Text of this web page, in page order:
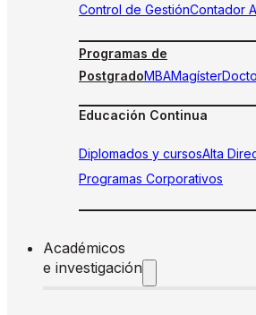
Control de GestiónContador
Programas de
PostgradoMBAMagíster
Educación Continua
Diplomados y cursosAlta
Programas Corporativos
Académicos
e investigación